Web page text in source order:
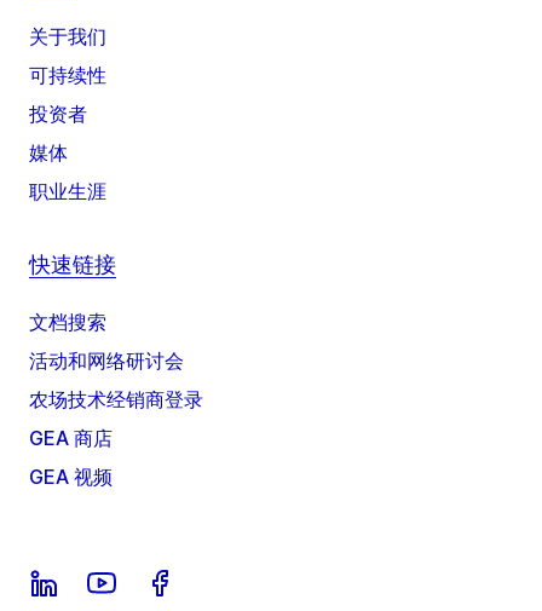
关于我们
可持续性
投资者
媒体
职业生涯
快速链接
文档搜索
活动和网络研讨会
农场技术经销商登录
GEA 商店
GEA 视频